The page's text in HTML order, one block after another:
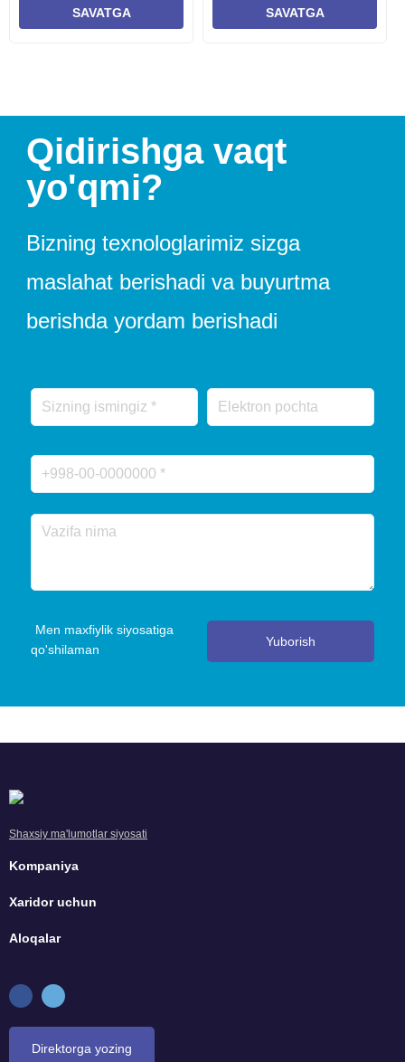
SAVATGA SAVATGA
Qidirishga vaqt
yo'qmi?
Bizning texnologlarimiz sizga
maslahat berishadi va buyurtma
berishda yordam berishadi
Men maxfiylik siyosatiga
qo'shilaman
Yuborish
Shaxsiy ma'lumotlar siyosati
Kompaniya
Xaridor uchun
Aloqalar
Direktorga yozing